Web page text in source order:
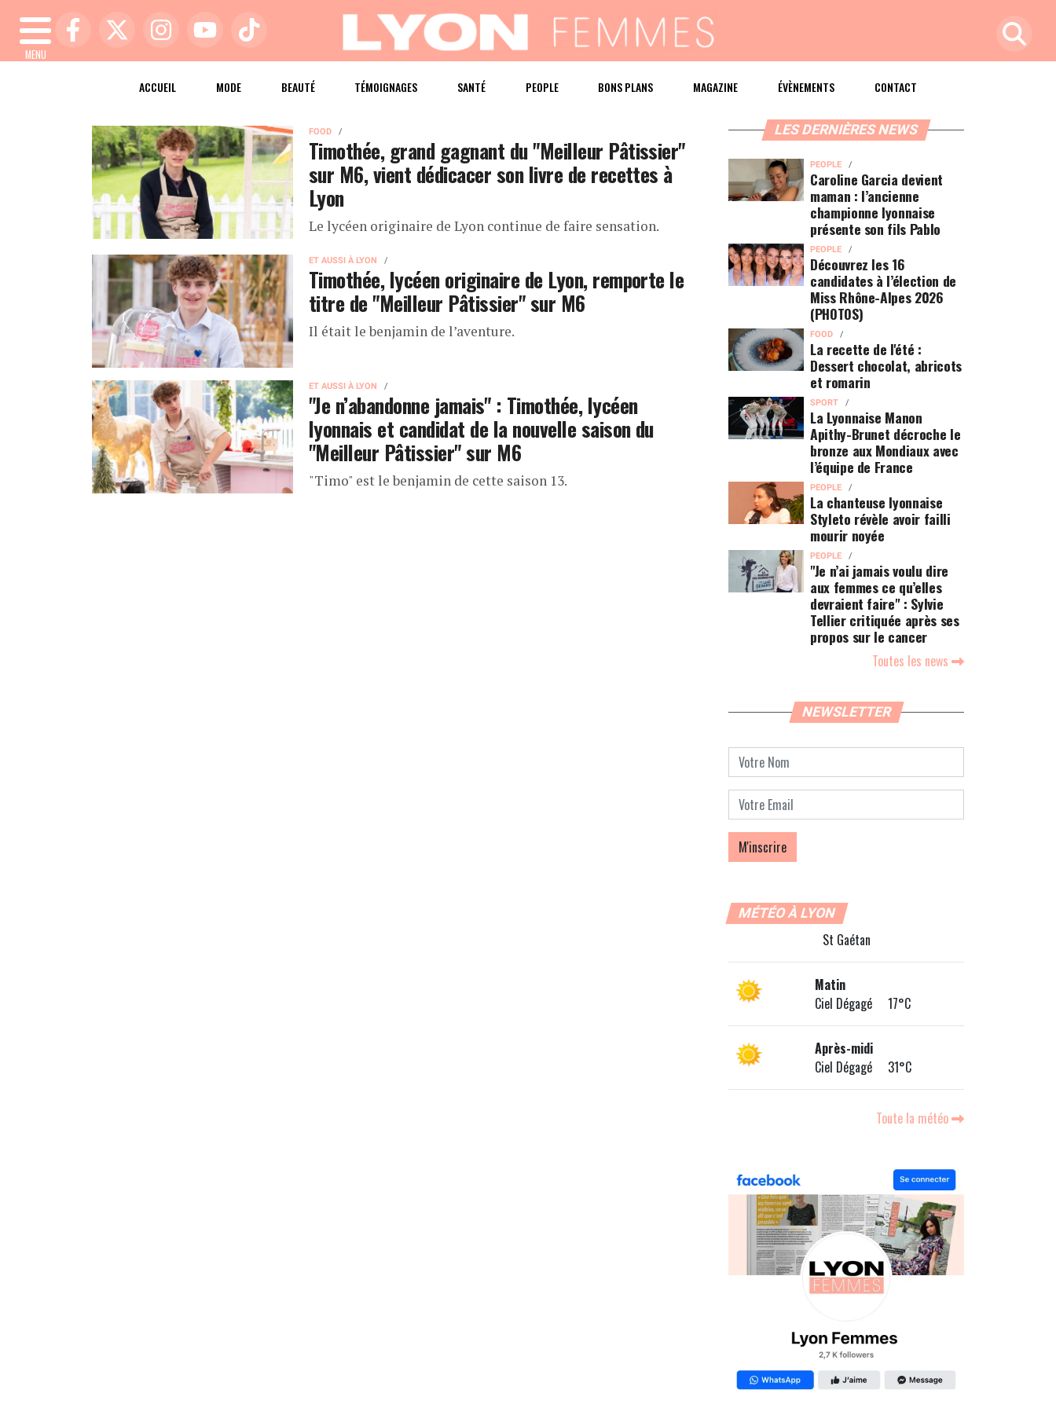
MENU
ACCUEIL MODE BEAUTÉ TÉMOIGNAGES SANTÉ PEOPLE BONS PLANS MAGAZINE ÉVÈNEMENTS CONTACT
FOOD
Timothée, grand gagnant du "Meilleur Pâtissier"
sur M6, vient dédicacer son livre de recettes à
Lyon
Le lycéen originaire de Lyon continue de faire sensation.
ET AUSSI À LYON
Timothée, lycéen originaire de Lyon, remporte le
titre de "Meilleur Pâtissier" sur M6
Il était le benjamin de l’aventure.
ET AUSSI À LYON
"Je n’abandonne jamais" : Timothée, lycéen
lyonnais et candidat de la nouvelle saison du
"Meilleur Pâtissier" sur M6
"Timo" est le benjamin de cette saison 13.
LES DERNIÈRES NEWS
PEOPLE
Caroline Garcia devient
maman : l’ancienne
championne lyonnaise
présente son fils Pablo
PEOPLE
Découvrez les 16
candidates à l’élection de
Miss Rhône-Alpes 2026
(PHOTOS)
FOOD
La recette de l'été :
Dessert chocolat, abricots
et romarin
SPORT
La Lyonnaise Manon
Apithy-Brunet décroche le
bronze aux Mondiaux avec
l’équipe de France
PEOPLE
La chanteuse lyonnaise
Styleto révèle avoir failli
mourir noyée
PEOPLE
"Je n’ai jamais voulu dire
aux femmes ce qu’elles
devraient faire" : Sylvie
Tellier critiquée après ses
propos sur le cancer
Toutes les news
NEWSLETTER
MÉTÉO À LYON
St Gaétan
Matin
Ciel Dégagé 17°C
Après-midi
Ciel Dégagé 31°C
Toute la météo